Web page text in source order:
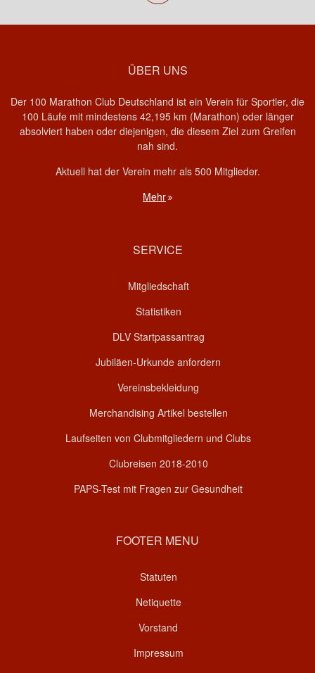
ÜBER UNS
Der 100 Marathon Club Deutschland ist ein Verein für Sportler, die
100 Läufe mit mindestens 42,195 km (Marathon) oder länger
absolviert haben oder diejenigen, die diesem Ziel zum Greifen
nah sind.
Aktuell hat der Verein mehr als 500 Mitglieder.
Mehr
SERVICE
Mitgliedschaft
Statistiken
DLV Startpassantrag
Jubiläen-Urkunde anfordern
Vereinsbekleidung
Merchandising Artikel bestellen
Laufseiten von Clubmitgliedern und Clubs
Clubreisen 2018-2010
PAPS-Test mit Fragen zur Gesundheit
FOOTER MENU
Statuten
Netiquette
Vorstand
Impressum